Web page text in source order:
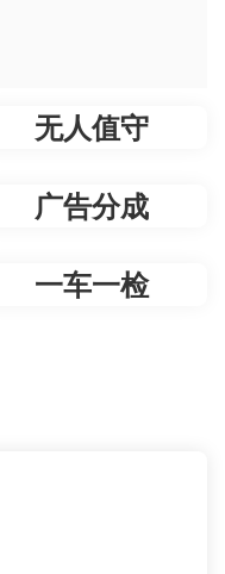
无人值守
广告分成
一车一检